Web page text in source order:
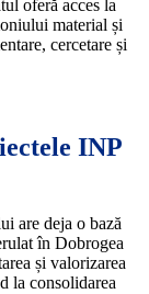
oferă acces la
material și
cercetare și
INP
are deja o bază
în Dobrogea
și valorizarea
la consolidarea